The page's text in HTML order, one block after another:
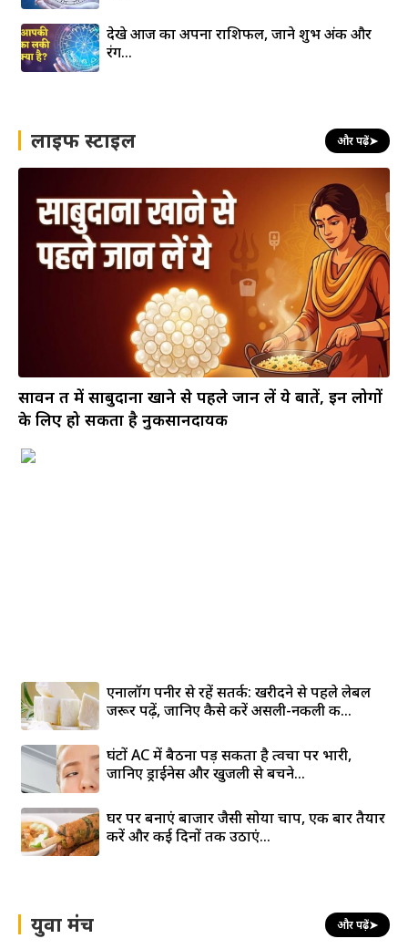
देखे आज का अपना राशिफल, जाने शुभ अंक और
रंग…
लाइफ स्टाइल और पढ़ें➤
सावन व्रत में साबुदाना खाने से पहले जान लें ये बातें, इन लोगों
के लिए हो सकता है नुकसानदायक
एनालॉग पनीर से रहें सतर्क: खरीदने से पहले लेबल
जरूर पढ़ें, जानिए कैसे करें असली-नकली की...
घंटों AC में बैठना पड़ सकता है त्वचा पर भारी,
जानिए ड्राईनेस और खुजली से बचने...
घर पर बनाएं बाजार जैसी सोया चाप, एक बार तैयार
करें और कई दिनों तक उठाएं...
युवा मंच और पढ़ें➤